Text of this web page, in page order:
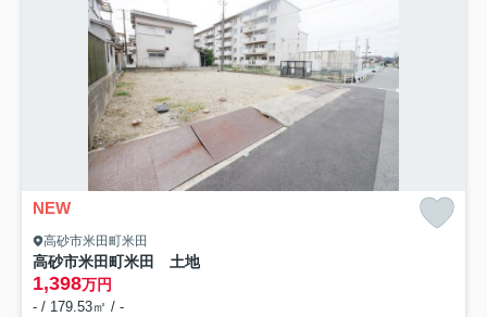
NEW
高砂市米田町米田
高砂市米田町米田 土地
1,398万円
- / 179.53㎡ / -